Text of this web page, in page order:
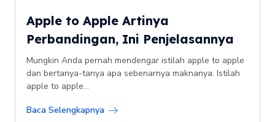
Apple to Apple Artinya
Perbandingan, Ini Penjelasannya
Mungkin Anda pernah mendengar istilah apple to apple
dan bertanya-tanya apa sebenarnya maknanya. Istilah
apple to apple...
Baca Selengkapnya